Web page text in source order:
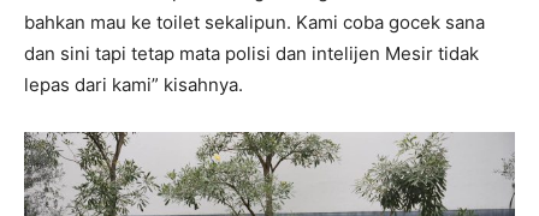
bahkan mau ke toilet sekalipun. Kami coba gocek sana
dan sini tapi tetap mata polisi dan intelijen Mesir tidak
lepas dari kami” kisahnya.